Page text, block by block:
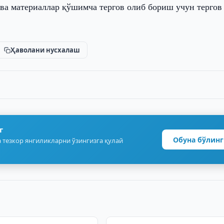
материаллар қўшимча тергов олиб бориш учун тергов
Ҳаволани нусхалаш
янгиликларни ўзингизга қулай Обуна бўлинг